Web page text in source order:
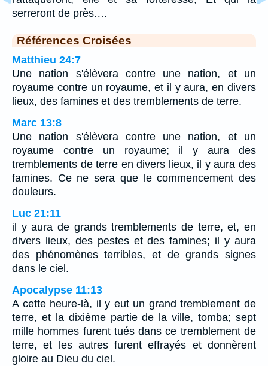
serreront de près.…
Références Croisées
Matthieu 24:7
Une nation s'élèvera contre une nation, et un
royaume contre un royaume, et il y aura, en divers
lieux, des famines et des tremblements de terre.
Marc 13:8
Une nation s'élèvera contre une nation, et un
royaume contre un royaume; il y aura des
tremblements de terre en divers lieux, il y aura des
famines. Ce ne sera que le commencement des
douleurs.
Luc 21:11
il y aura de grands tremblements de terre, et, en
divers lieux, des pestes et des famines; il y aura
des phénomènes terribles, et de grands signes
dans le ciel.
Apocalypse 11:13
A cette heure-là, il y eut un grand tremblement de
terre, et la dixième partie de la ville, tomba; sept
mille hommes furent tués dans ce tremblement de
terre, et les autres furent effrayés et donnèrent
gloire au Dieu du ciel.